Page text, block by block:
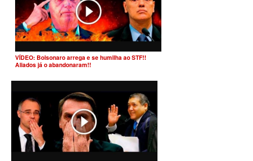
VÍDEO: Bolsonaro arrega e se humilha ao STF!!
Aliados já o abandonaram!!